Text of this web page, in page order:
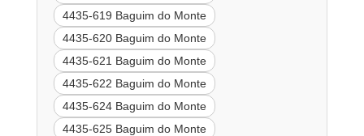
4435-619 Baguim do Monte
4435-620 Baguim do Monte
4435-621 Baguim do Monte
4435-622 Baguim do Monte
4435-624 Baguim do Monte
4435-625 Baguim do Monte